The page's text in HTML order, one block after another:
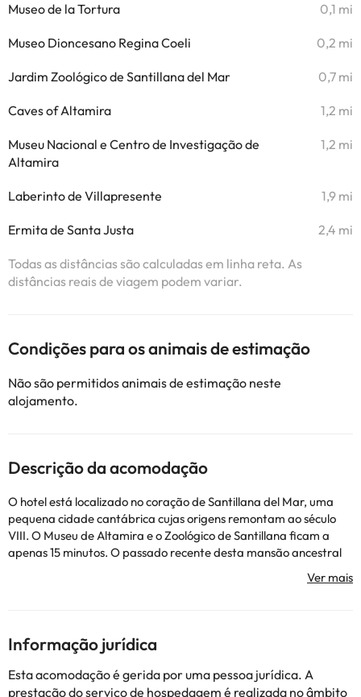
Museo de la Tortura 0,1 mi
Museo Dioncesano Regina Coeli 0,2 mi
Jardim Zoológico de Santillana del Mar 0,7 mi
Caves of Altamira 1,2 mi
Museu Nacional e Centro de Investigação de
Altamira
1,2 mi
Laberinto de Villapresente 1,9 mi
Ermita de Santa Justa 2,4 mi
Todas as distâncias são calculadas em linha reta. As
distâncias reais de viagem podem variar.
Condições para os animais de estimação
Não são permitidos animais de estimação neste
alojamento.
Descrição da acomodação
O hotel está localizado no coração de Santillana del Mar, uma
pequena cidade cantábrica cujas origens remontam ao século
VIII. O Museu de Altamira e o Zoológico de Santillana ficam a
apenas 15 minutos. O passado recente desta mansão ancestral
do século XVII / XVIII está intimamente relacionado à arte e
de entrada com recepção em serviço sob 24 h, cofre, guichet
para câmbio monetário, elevador, bar, restaurante, área de
estar com televisão, acesso à Internet, serviços de quartos e de
lavandaria e parque de estacionamento. Os quartos têm
Informação jurídica
Esta acomodação é gerida por uma pessoa jurídica. A
prestação do serviço de hospedagem é realizada no âmbito